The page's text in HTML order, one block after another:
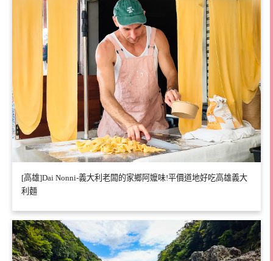
[高雄]Dai Nonni-義大利老闆的家鄉阿嬤味!平價道地好吃高雄義大
利麵